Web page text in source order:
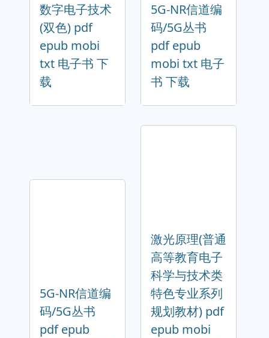
数字电子技术
(双色) pdf
epub mobi
txt 电子书 下
载
5G-NR信道编
码/5G丛书
pdf epub
mobi txt 电子
书 下载
5G-NR信道编
码/5G丛书
pdf epub
激光原理(普通
高等教育电子
科学与技术类
特色专业系列
规划教材) pdf
epub mobi